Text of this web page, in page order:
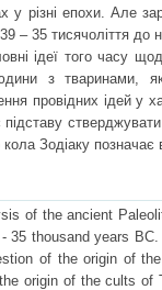
у різні епохи. Але
– 35 тисячоліття до
ідеї того часу
з тваринами,
провідних ідей у
Зодіаку позначає
of the ancient
thousand years
of the origin of
origin of the cults of